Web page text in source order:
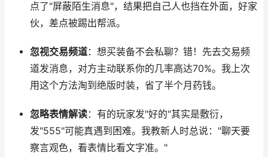
点了"屏蔽陌生消息"，结果把自己人也挡在外面，好家
伙，差点被踢出帮派。
忽视交易频道：想买装备不会私聊？错！先去交易频
道发消息，对方主动联系你的几率高达70%。我上次
用这个方法淘到绝版时装，省了半个月药钱。
忽略表情解读：有的玩家发"好的"其实是敷衍，
发"555"可能真遇到困难。我教新人时总说："聊天要
察言观色，看表情比看文字准。"